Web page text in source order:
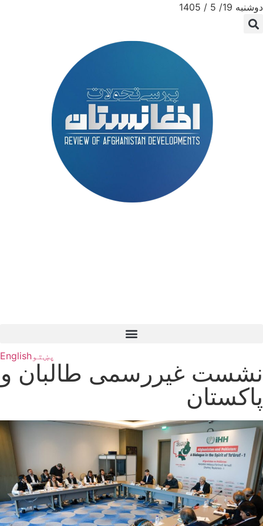
دوشنبه 19/ 5 / 1405
پښتوEnglish
نشست غیررسمی طالبان و
پاکستان